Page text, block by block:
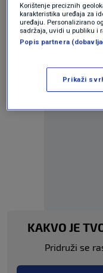
Teme
POTRAGA SOLIN
KAKVO JE
Pridruži se
Korištenje preciznih
karakteristika uređaja za
uređaju. Personalizirano
sadržaja, uvidi u publiku i
Popis partnera
Prikaži